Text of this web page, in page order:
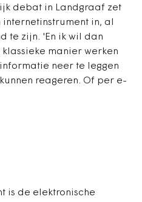
debat in Landgraaf zet
in, al
te zijn. 'En ik wil dan
manier werken
neer te leggen
reageren. Of per e-
is de elektronische